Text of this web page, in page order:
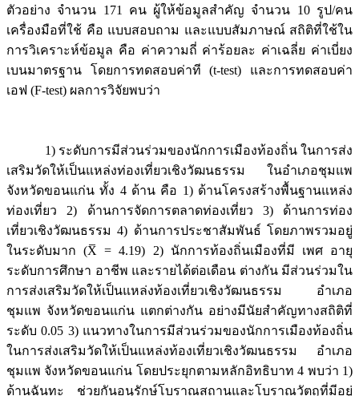
ตัวอย่าง จำนวน 171 คน ผู้ให้ข้อมูลสำคัญ จำนวน 10 รูป/คน
เครื่องมือที่ใช้ คือ แบบสอบถาม และแบบสัมภาษณ์ สถิติที่ใช้ใน
การวิเคราะห์ข้อมูล คือ ค่าความถี่ ค่าร้อยละ ค่าเฉลี่ย ค่าเบี่ยง
เบนมาตรฐาน โดยการทดสอบค่าที (t-test) และการทดสอบค่า
เอฟ (F-test) ผลการวิจัยพบว่า
1) ระดับการมีส่วนร่วมของนักการเมืองท้องถิ่น ในการส่ง
เสริมวัดให้เป็นแหล่งท่องเที่ยวเชิงวัฒนธรรม ในอำเภอชุมแพ
จังหวัดขอนแก่น ทั้ง 4 ด้าน คือ 1) ด้านโครงสร้างพื้นฐานแหล่ง
ท่องเที่ยว 2) ด้านการจัดการตลาดท่องเที่ยว 3) ด้านการท่อง
เที่ยวเชิงวัฒนธรรม 4) ด้านการประชาสัมพันธ์ โดยภาพรวมอยู่
ในระดับมาก (X̅ = 4.19) 2) นักการท้องถิ่นเมืองที่มี เพศ อายุ
ระดับการศึกษา อาชีพ และรายได้ต่อเดือน ต่างกัน มีส่วนร่วมใน
การส่งเสริมวัดให้เป็นแหล่งท้องเที่ยวเชิงวัฒนธรรม อำเภอ
ชุมแพ จังหวัดขอนแก่น แตกต่างกัน อย่างมีนัยสำคัญทางสถิติที่
ระดับ 0.05 3) แนวทางในการมีส่วนร่วมของนักการเมืองท้องถิ่น
ในการส่งเสริมวัดให้เป็นแหล่งท้องเที่ยวเชิงวัฒนธรรม อำเภอ
ชุมแพ จังหวัดขอนแก่น โดยประยุกตามหลักอิทธิบาท 4 พบว่า 1)
ด้านฉันทะ ช่วยกันอนุรักษ์โบราณสถานและโบราณวัตถุที่มีอยู่